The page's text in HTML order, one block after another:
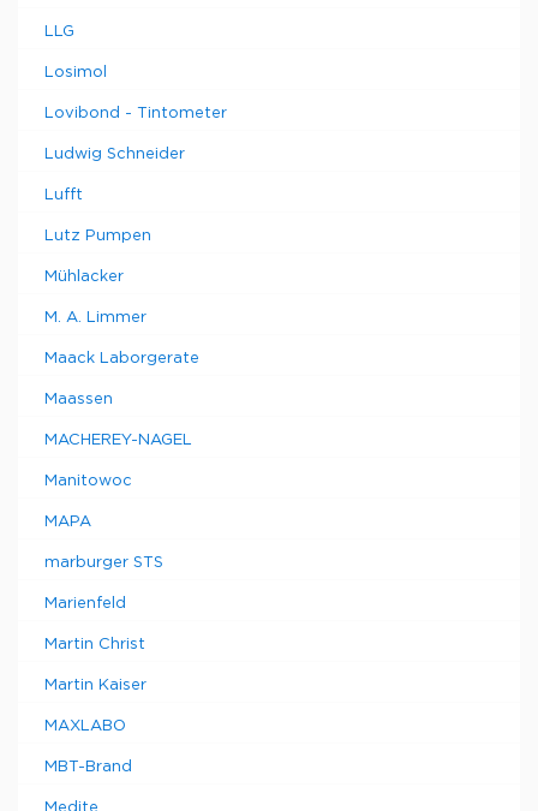
LLG
Losimol
Lovibond - Tintometer
Ludwig Schneider
Lufft
Lutz Pumpen
Mühlacker
M. A. Limmer
Maack Laborgerate
Maassen
MACHEREY-NAGEL
Manitowoc
MAPA
marburger STS
Marienfeld
Martin Christ
Martin Kaiser
MAXLABO
MBT-Brand
Medite